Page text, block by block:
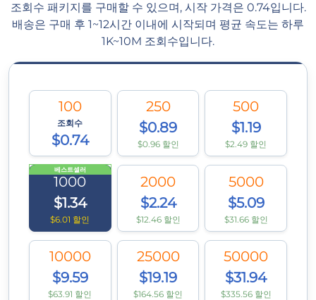
조회수 패키지를 구매할 수 있으며, 시작 가격은 0.74입니다.
배송은 구매 후 1~12시간 이내에 시작되며 평균 속도는 하루
1K~10M 조회수입니다.
100
조회수
$0.74
250
$0.89
$0.96 할인
500
$1.19
$2.49 할인
베스트셀러
1000
$1.34
$6.01 할인
2000
$2.24
$12.46 할인
5000
$5.09
$31.66 할인
10000
$9.59
$63.91 할인
25000
$19.19
$164.56 할인
50000
$31.94
$335.56 할인